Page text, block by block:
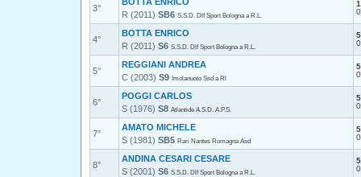
3°
R (2011) SB6 S.S.D. Dlf Sport Bologna a R.L.
4°
BOTTA ENRICO
R (2011) S6 S.S.D. Dlf Sport Bologna a R.L.
5°
REGGIANI ANDREA
C (2003) S9 Imolanuoto Ssd a Rl
6°
POGGI CARLOS
S (1976) S8 Atlantide A.S.D. A.P.S.
7°
AMATO MICHELE
S (1981) SB5 Rari Nantes Romagna Asd
8°
ANDINA CESARI CESARE
S (2001) S6 S.S.D. Dlf Sport Bologna a R.L.